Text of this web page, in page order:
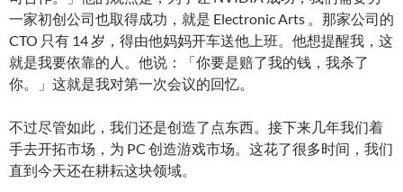
一家初创公司也取得成功，就是 Electronic Arts 。那家公司的
CTO 只有 14 岁，得由他妈妈开车送他上班。他想提醒我，这
就是我要依靠的人。他说：「你要是赔了我的钱，我杀了
你。」这就是我对第一次会议的回忆。
不过尽管如此，我们还是创造了点东西。接下来几年我们着
手去开拓市场，为 PC 创造游戏市场。这花了很多时间，我们
直到今天还在耕耘这块领域。